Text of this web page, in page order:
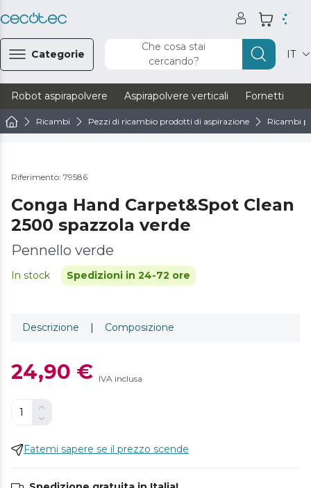
Categorie
Che cosa stai
cercando?
IT
Robot aspirapolvere Aspirapolvere verticali Fornetti
Ricambi Pezzi di ricambio prodotti di aspirazione Ricambi
Riferimento: 79586
Conga Hand Carpet&Spot Clean
2500 spazzola verde
Pennello verde
In stock Spedizioni in 24-72 ore
Descrizione | Composizione
24,90 € IVA inclusa
Fatemi sapere se il prezzo scende